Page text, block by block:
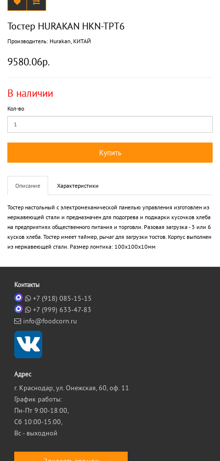
Тостер HURAKAN HKN-TPT6
Производитель: Hurakan, КИТАЙ
9580.06р.
В наличии
Кол-во
Купить
Описание Характеристики
Тостер настольный с электромеханической панелью управления изготовлен из
нержавеющей стали и предназначен для подогрева и поджарки кусочков хлеба
на предприятиях общественного питания и торговли. Разовая загрузка - 3 или 6
кусков хлеба. Тостер имеет таймер, рычаг для загрузки тостов. Корпус выполнен
из нержавеющей стали. Размер ломтика: 100х100х10мм
Контакты
+7 (918) 085-15-15
+7 (999) 633-47-83
info@foodcorn.ru
Адрес
г. Краснодар, ул. Онежская, 60, оф. 11
График работы:
Пн-Пт 9:00-18:00,
Сб 10:00-15:00,
Вс - выходной